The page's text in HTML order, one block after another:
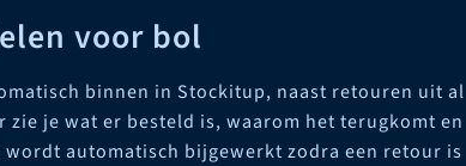
voor bol
binnen in Stockitup, naast retouren uit al
zie je wat er besteld is, waarom het terugkomt en
automatisch bijgewerkt zodra een retour is